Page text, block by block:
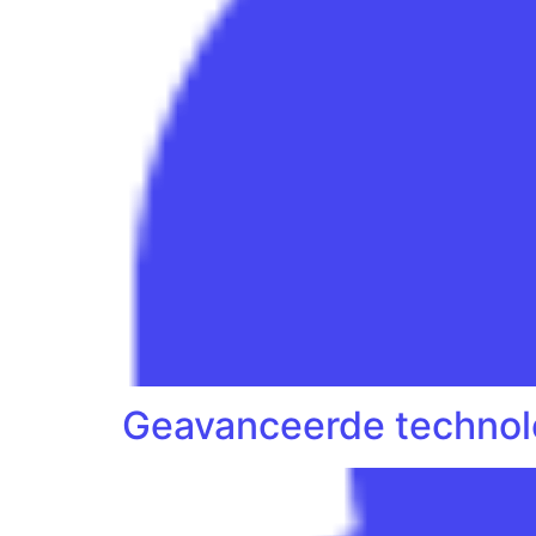
Geavanceerde